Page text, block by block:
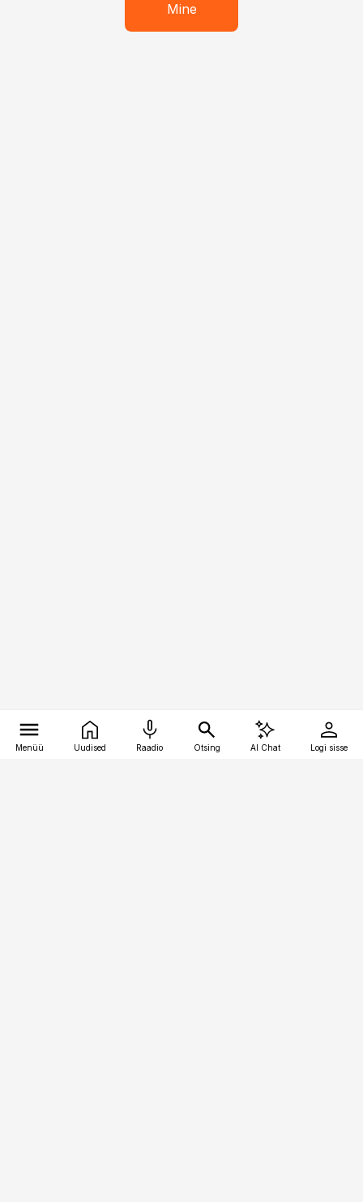
Mine
Menüü Uudised Raadio Otsing AI Chat Logi sisse